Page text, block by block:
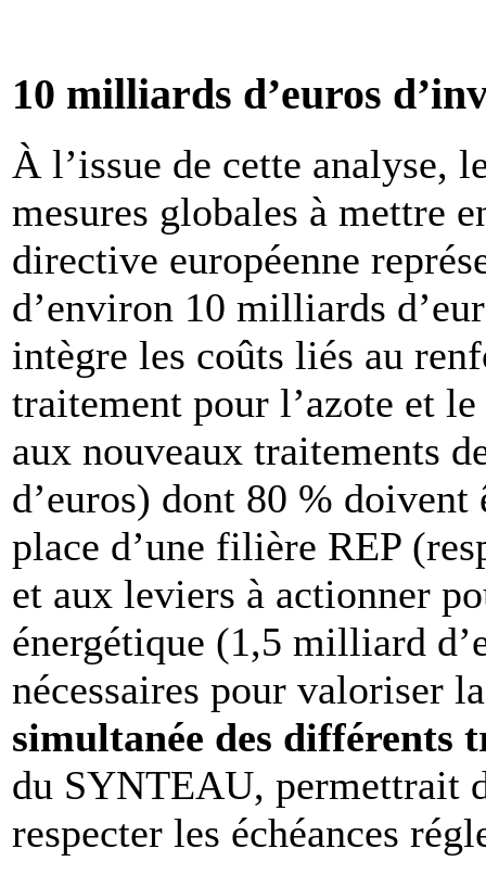
10 milliards d’euros
À l’issue de cette analyse,
mesures globales à mettre
directive européenne
d’environ 10 milliards
intègre les coûts liés au
traitement pour l’azote et
aux nouveaux traitements
d’euros) dont 80 %
place d’une filière REP
et aux leviers à actionner
énergétique (1,5 milliard
nécessaires pour valoriser
simultanée des différents
du SYNTEAU, permettrait
respecter les échéances